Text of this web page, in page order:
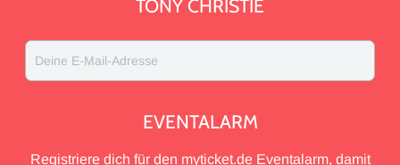
TONY CHRISTIE
Deine E-Mail-Adresse
EVENTALARM
Registriere dich für den myticket.de Eventalarm, damit